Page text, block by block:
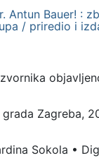
Antun Bauer! :
/ priredio i
Zagreba,
Sokola •